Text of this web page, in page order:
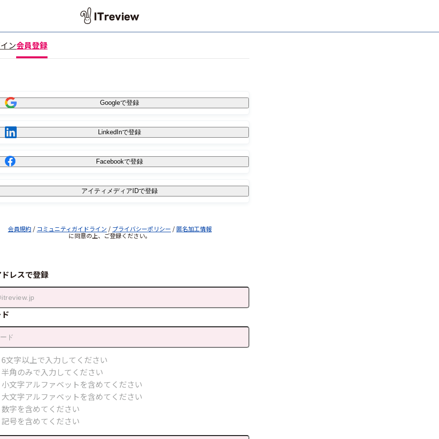
ン会員登録
Googleで登録
LinkedInで登録
Facebookで登録
アイティメディアIDで登録
会員規約 / コミュニティガイドライン / プライバシーポリシー /匿名加工情報
に同意の上、ご登録ください。
レスで登録
6文字以上で入力してください
半角のみで入力してください
小文字アルファベットを含めてください
大文字アルファベットを含めてください
数字を含めてください
記号を含めてください